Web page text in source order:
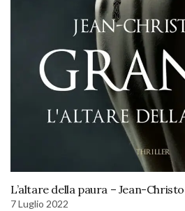
L’altare della paura – Jean-
7 Luglio 2022